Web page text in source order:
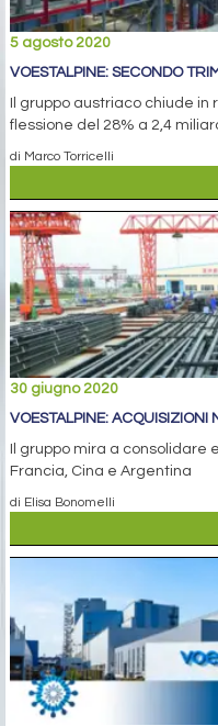
5 agosto 2020
VOESTALPINE: SECONDO
Il gruppo austriaco chiude in
flessione del 28% a 2,4
di Marco Torricelli
30 giugno 2020
VOESTALPINE: ACQUISIZIONI
Il gruppo mira a
Francia, Cina e Argentina
di Elisa Bonomelli